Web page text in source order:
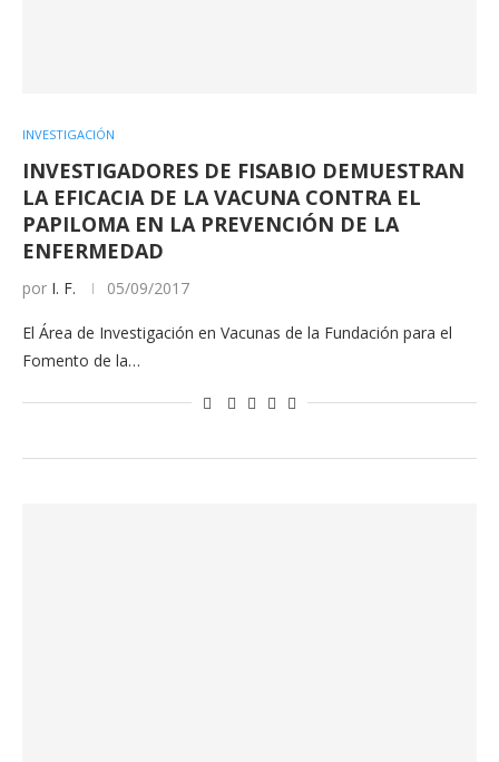
INVESTIGACIÓN
INVESTIGADORES DE FISABIO DEMUESTRAN
LA EFICACIA DE LA VACUNA CONTRA EL
PAPILOMA EN LA PREVENCIÓN DE LA
ENFERMEDAD
por I. F. 05/09/2017
El Área de Investigación en Vacunas de la Fundación para el
Fomento de la…